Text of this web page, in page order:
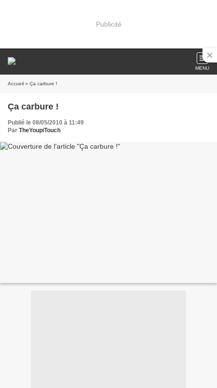
Publicité
MENU
Accueil » Ça carbure !
Ça carbure !
Publié le 08/05/2010 à 11:49
Par TheYoupiTouch